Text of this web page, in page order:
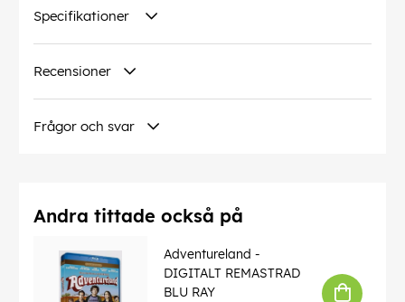
Specifikationer
Recensioner
Frågor och svar
Andra tittade också på
Adventureland -
DIGITALT REMASTRAD
BLU RAY